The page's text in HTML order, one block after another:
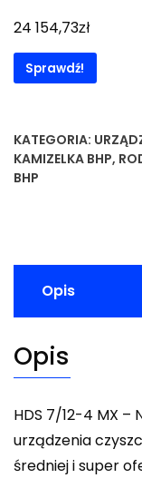
24 154,73zł
Sprawdź!
KATEGORIA:
KAMIZELKA BHP,
BHP
Opis
Opis
HDS 7/12-4 MX –
urządzenia
średniej i super